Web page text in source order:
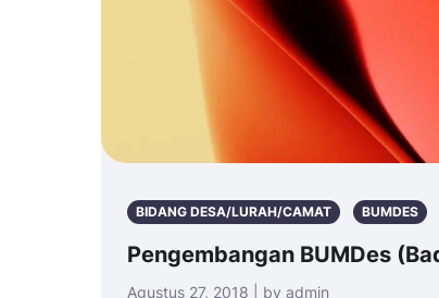
BIDANG DESA/LURAH/CAMAT BUMDES
Pengembangan BUMDes
Agustus 27, 2018 | by admin